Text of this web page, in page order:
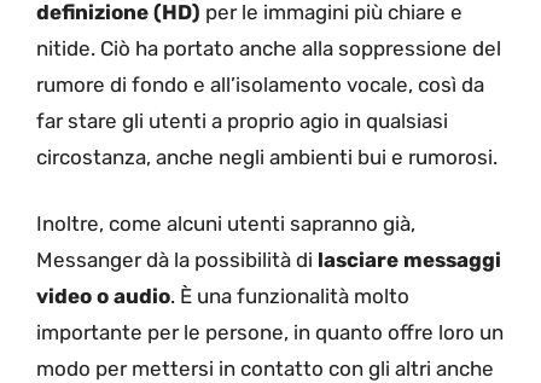
definizione (HD) per le immagini più chiare e
nitide. Ciò ha portato anche alla soppressione del
rumore di fondo e all’isolamento vocale, così da
far stare gli utenti a proprio agio in qualsiasi
circostanza, anche negli ambienti bui e rumorosi.
Inoltre, come alcuni utenti sapranno già,
Messanger dà la possibilità di lasciare messaggi
video o audio. È una funzionalità molto
importante per le persone, in quanto offre loro un
modo per mettersi in contatto con gli altri anche